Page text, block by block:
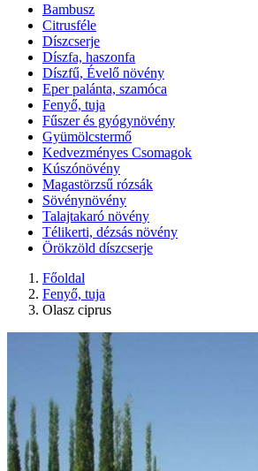
Bambusz
Citrusféle
Díszcserje
Díszfa, haszonfa
Díszfű, Évelő növény
Eper palánta, szamóca
Fenyő, tuja
Fűszer és gyógynövény
Gyümölcstermő
Kedvezményes Csomagok
Kúszónövény
Magastörzsű rózsák
Sövénynövény
Talajtakaró növény
Télikerti, dézsás növény
Örökzöld díszcserje
Főoldal
Fenyő, tuja
Olasz ciprus